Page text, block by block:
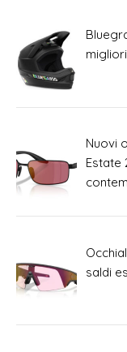
Nuovi
Estate
saldi